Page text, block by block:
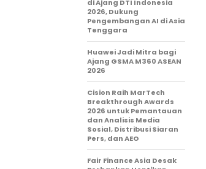
di Ajang DTI Indonesia
2026, Dukung
Pengembangan AI di Asia
Tenggara
Huawei Jadi Mitra bagi
Ajang GSMA M360 ASEAN
2026
Cision Raih MarTech
Breakthrough Awards
2026 untuk Pemantauan
dan Analisis Media
Sosial, Distribusi Siaran
Pers, dan AEO
Fair Finance Asia Desak